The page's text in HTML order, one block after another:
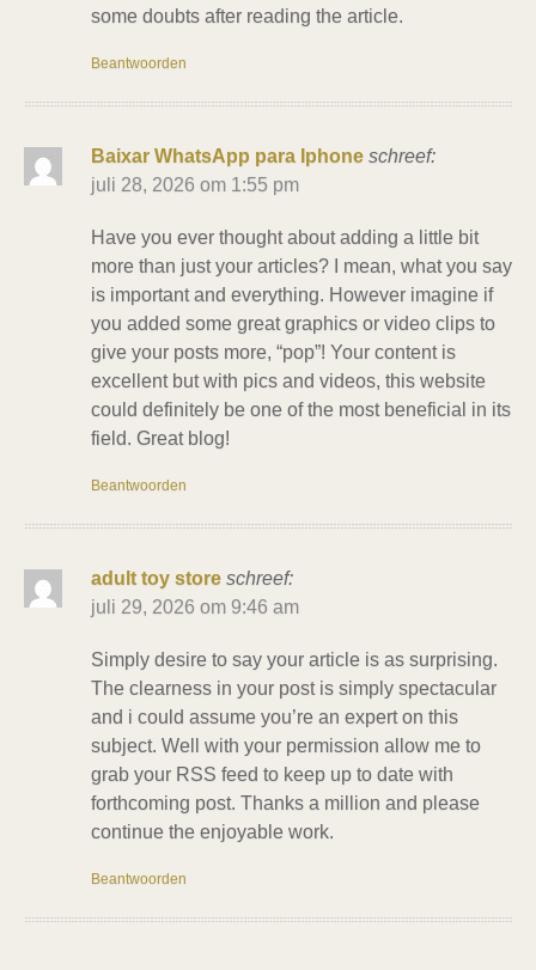
some doubts after reading the article.
Beantwoorden
Baixar WhatsApp para Iphone schreef:
juli 28, 2026 om 1:55 pm
Have you ever thought about adding a little bit
more than just your articles? I mean, what you say
is important and everything. However imagine if
you added some great graphics or video clips to
give your posts more, “pop”! Your content is
excellent but with pics and videos, this website
could definitely be one of the most beneficial in its
field. Great blog!
Beantwoorden
adult toy store schreef:
juli 29, 2026 om 9:46 am
Simply desire to say your article is as surprising.
The clearness in your post is simply spectacular
and i could assume you’re an expert on this
subject. Well with your permission allow me to
grab your RSS feed to keep up to date with
forthcoming post. Thanks a million and please
continue the enjoyable work.
Beantwoorden